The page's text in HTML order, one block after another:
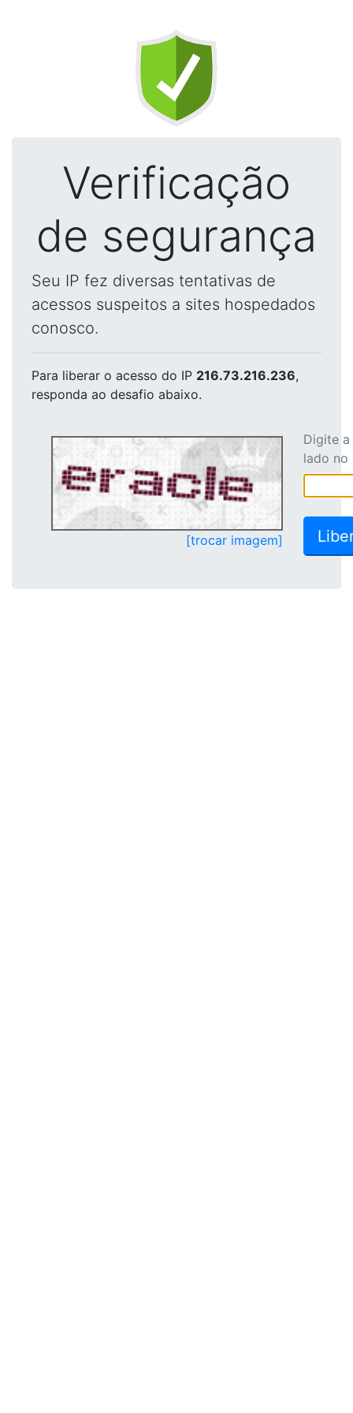
Verificação
de segurança
Seu IP fez diversas tentativas de
acessos suspeitos a sites hospedados
conosco.
Para liberar o acesso do IP 216.73.216.236,
responda ao desafio abaixo.
[trocar imagem]
Digite
lado no